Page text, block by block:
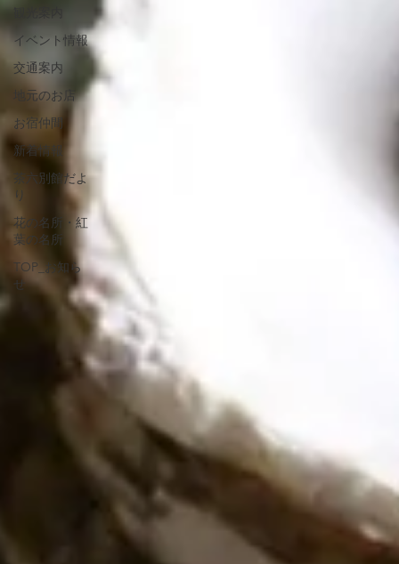
イベント情報
交通案内
地元のお店
お宿仲間
新着情報
茶六別館だよ
り
花の名所・紅
葉の名所
TOP_お知ら
せ